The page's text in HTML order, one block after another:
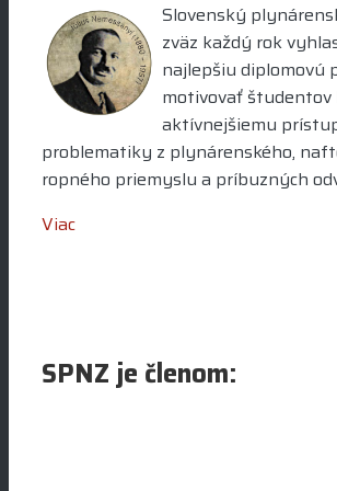
Slovenský
zväz každý rok
najlepšiu diplomovú
motivovať študentov
aktívnejšiemu
problematiky z plynárenského,
ropného priemyslu a príbuzných
Viac
SPNZ je členom: